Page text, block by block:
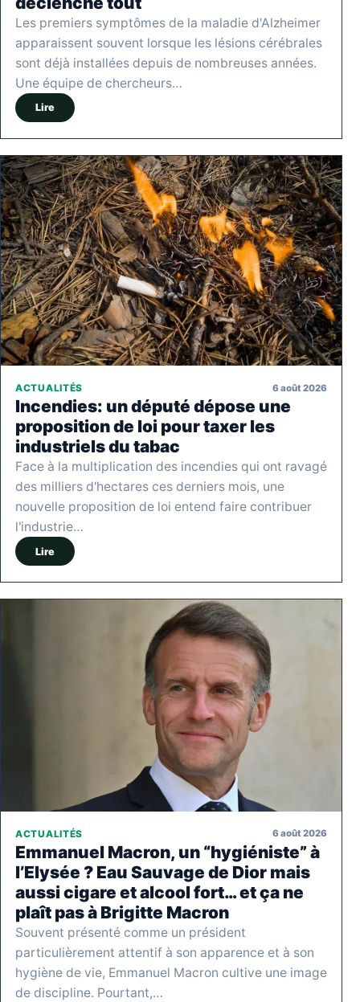
Les premiers symptômes de la maladie d'Alzheimer
apparaissent souvent lorsque les lésions cérébrales
sont déjà installées depuis de nombreuses années.
Une équipe de chercheurs…
Lire
ACTUALITÉS 6 août 2026
Incendies: un député dépose une
proposition de loi pour taxer les
industriels du tabac
Face à la multiplication des incendies qui ont ravagé
des milliers d'hectares ces derniers mois, une
nouvelle proposition de loi entend faire contribuer
l'industrie…
Lire
ACTUALITÉS 6 août 2026
Emmanuel Macron, un “hygiéniste” à
l’Elysée ? Eau Sauvage de Dior mais
aussi cigare et alcool fort… et ça ne
plaît pas à Brigitte Macron
Souvent présenté comme un président
particulièrement attentif à son apparence et à son
hygiène de vie, Emmanuel Macron cultive une image
de discipline. Pourtant,…